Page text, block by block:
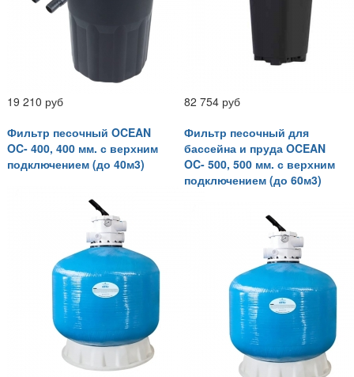
19 210 руб
82 754 руб
Фильтр песочный OCEAN
OC- 400, 400 мм. с верхним
подключением (до 40м3)
Фильтр песочный для
бассейна и пруда OCEAN
OC- 500, 500 мм. с верхним
подключением (до 60м3)